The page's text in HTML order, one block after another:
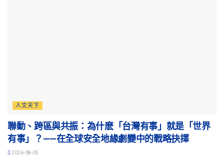
人文天下
聯動、跨區與共振：為什麽「台灣有事」就是「世界
有事」？——在全球安全地緣劇變中的戰略抉擇
2026-08-05